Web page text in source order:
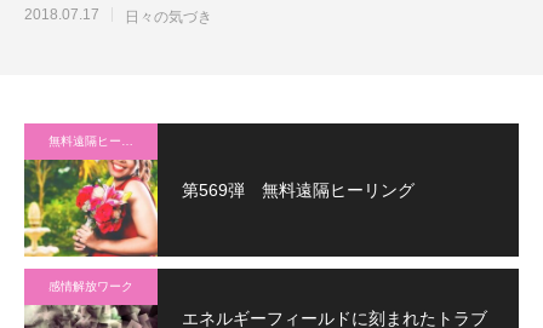
心を澄ませることが容易に
2018.07.17 日々の気づき
第569弾 無料遠隔ヒーリング
感情解放ワーク
エネルギーフィールドに刻まれたトラブ